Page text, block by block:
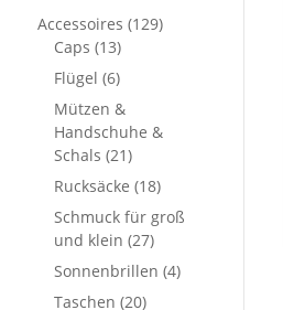
Accessoires (129)
Caps (13)
Flügel (6)
Mützen &
Handschuhe &
Schals (21)
Rucksäcke (18)
Schmuck für groß
und klein (27)
Sonnenbrillen (4)
Taschen (20)